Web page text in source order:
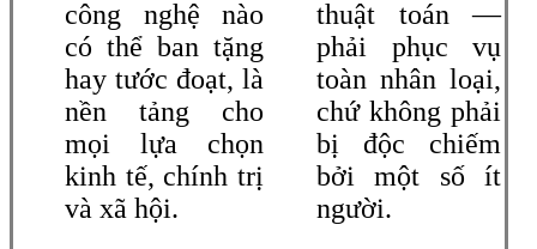
công nghệ nào
có thể ban tặng
hay tước đoạt, là
nền tảng cho
mọi lựa chọn
kinh tế, chính trị
và xã hội.
thuật toán —
phải phục vụ
toàn nhân loại,
chứ không phải
bị độc chiếm
bởi một số ít
người.